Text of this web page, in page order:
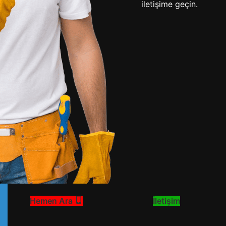
iletişime geçin.
Hemen Ara İletişim
Rehber
Admin
Ariston çamaşır makinesinin
kazanını sökmek, teknik bilgi ve
doğru ekipman gerektiren bir
işlemdir. Bu işlem genellikle
rulman değişimi...
KEŞFET
Servis Kaydı
Uzman teknisyenlerimiz, yerinde hızlı tespit ve